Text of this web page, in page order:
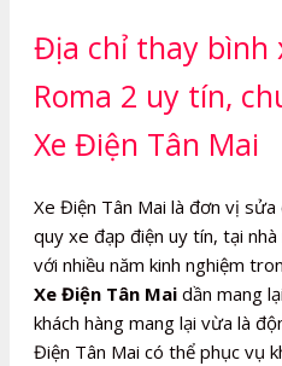
Địa chỉ thay bình
Roma 2 uy tín,
Xe Điện Tân Mai
Xe Điện Tân Mai là đơn vị
quy xe đạp điện uy tín, tại
với nhiều năm kinh nghiệm
Xe Điện Tân Mai dần mang
khách hàng mang lại vừa là
Điện Tân Mai có thể phục vụ